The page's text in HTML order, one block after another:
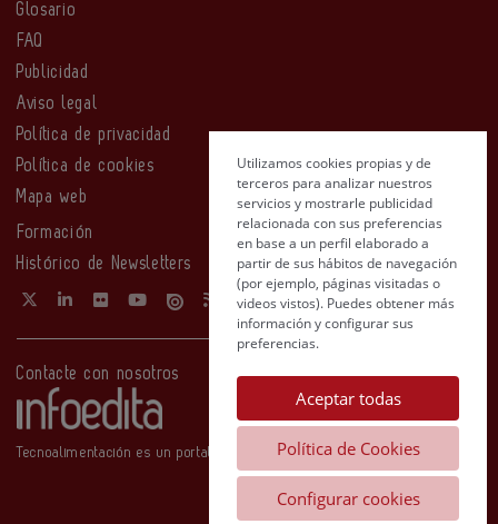
Glosario
FAQ
Publicidad
Aviso legal
Política de privacidad
Política de cookies
Mapa web
Formación
Histórico de Newsletters
Contacte con nosotros
Tecnoalimentación es un portal de Infoedita
Utilizamos cookies propias y de
terceros para analizar nuestros
servicios y mostrarle publicidad
relacionada con sus preferencias
en base a un perfil elaborado a
partir de sus hábitos de navegación
(por ejemplo, páginas visitadas o
videos vistos). Puedes obtener más
información y configurar sus
preferencias.
Aceptar todas
Política de Cookies
Configurar cookies